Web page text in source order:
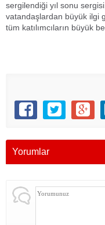
sergilendiği yıl sonu
vatandaşlardan büyük ilgi
tüm katılımcıların büyük
Yorumlar